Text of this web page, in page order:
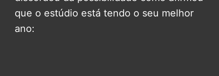
que o estúdio está tendo o seu melhor
ano: